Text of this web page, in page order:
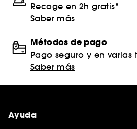
Recoge en 2h gratis*
Saber más
Métodos de pago
Pago seguro y en varias
Saber más
Ayuda